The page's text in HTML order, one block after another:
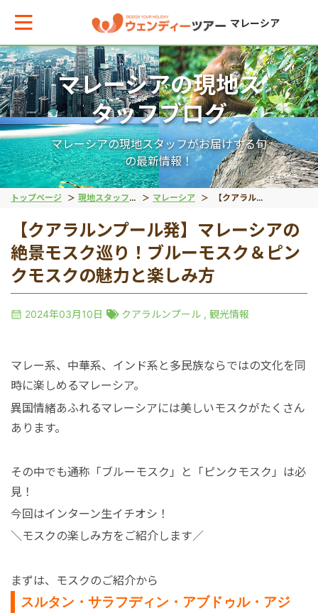
マレーシア
トップページ 現地スタッフブログ マレーシア 【クアラルンプール発】マレーシアの絶景モスク巡り！ブルーモスク＆ピンクモスクの魅力と楽しみ方
マレーシアの現地ス
タッフブログ
マレーシアの現地スタッフがお届けする旬
の最新情報！
【クアラルンプール発】マレーシアの
絶景モスク巡り！ブルーモスク＆ピン
クモスクの魅力と楽しみ方
2024年03月10日 クアラルンプール , 観光情報
マレー系、中華系、インド系と多民族ならではの文化を同
時に楽しめるマレーシア。
異国情緒あふれるマレーシアには美しいモスクがたくさん
あります。
その中でも通称「ブルーモスク」と「ピンクモスク」は必
見！
今回はインターン生イチオシ！
＼モスクの楽しみ方をご紹介します／
まずは、モスクのご紹介から
スルタン・サラフディン・アブドゥル・アジ
メインメニューへ戻る
マから現地ツアーを探す
遺産（文化）
遺産（自然）
アイランド
ーシア国外
パッケージ
なプロモーション
送迎
サポート
メインメニューへ戻る
アからお役立ち情報を探す
ドネシア
ナム
ーシア
ガポール
ボジア
戻る
世界遺産（文化）
マラッカ
ジョージタウン
戻る
世界遺産（自然）
キナバル公園
グヌン・ムル国立公園
戻る
動物
オランウータン
リバーサファリ
ホタル
戻る
絶景アイランド
ガヤ島
サピ島
戻る
マレーシア国外
ブルネイ旅行
戻る
宿泊パッケージ
秘境ツアー